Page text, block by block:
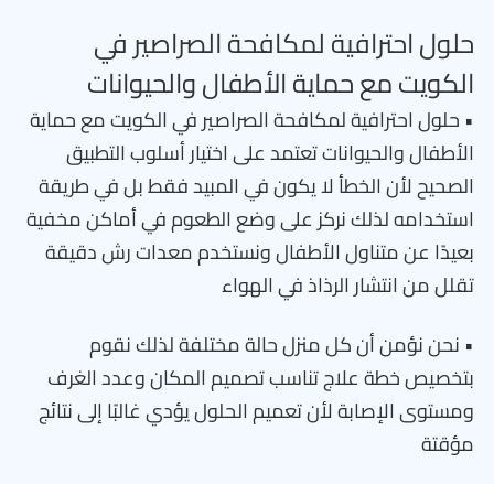
حلول احترافية لمكافحة الصراصير في
الكويت مع حماية الأطفال والحيوانات
• حلول احترافية لمكافحة الصراصير في الكويت مع حماية
الأطفال والحيوانات تعتمد على اختيار أسلوب التطبيق
الصحيح لأن الخطأ لا يكون في المبيد فقط بل في طريقة
استخدامه لذلك نركز على وضع الطعوم في أماكن مخفية
بعيدًا عن متناول الأطفال ونستخدم معدات رش دقيقة
تقلل من انتشار الرذاذ في الهواء
• نحن نؤمن أن كل منزل حالة مختلفة لذلك نقوم
بتخصيص خطة علاج تناسب تصميم المكان وعدد الغرف
ومستوى الإصابة لأن تعميم الحلول يؤدي غالبًا إلى نتائج
مؤقتة